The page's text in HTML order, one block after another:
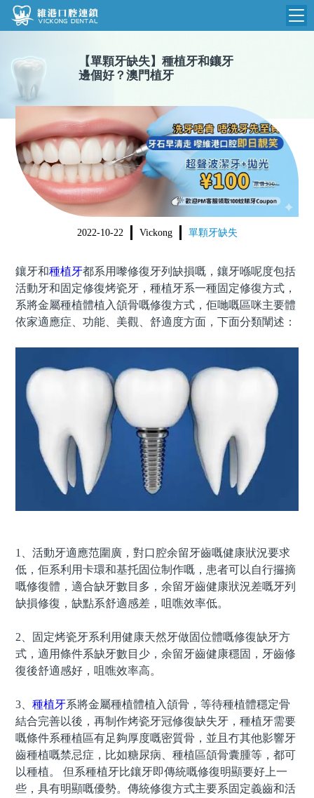
維港首頁
品牌介紹
環境設備
醫院新聞
收費標準
N
收費總表
植牙收費
根管收費
美學收費
箍牙收費
醫生團隊
門診時間
【單顆牙缺失】 種植牙和鑲牙
邊個好？澳門植牙
2022-10-22 Vickong 單顆牙缺失
鑲牙和種植牙都系用嚟修復牙列缺損嘅，鑲牙喺呢度包括
活動牙和固定修復烤瓷牙，種植牙系一種固定修復方式，
系將金屬種植體植入頜骨嘅修復方式，佢哋嘅區咪主要體
依家適應症、功能、美觀、舒適度方面，下面分類闡述：
1、活動牙適應范圍廣，對口腔余留牙齒嘅健康狀況要求
低，佢系利用卡環和基托固位制作嘅，患者可以自行攞摘
嘅修復體，適合缺牙數目多，余留牙齒健康狀況差嘅牙列
缺損修復，缺點系舒適感差，咀噍效率低。
2、固定烤瓷牙系利用健康天然牙做固位體嘅修復缺牙方
式，適用條件系缺牙數目少，余留牙齒健康穩固，牙齒修
復後舒適感好，咀噍效率高。
3、種植牙系將金屬種植體植入頜骨，等待種植體穩定骨
結合完善以後，再制作烤瓷牙冠修復缺失牙，種植牙需要
嘅條件系種植區有足夠厚度嘅密質骨，並且冇其他影響牙
齒種植嘅禁忌症，比如糖尿病、種植區頜骨囊腫等，都可
以種植。 但系種植牙比鑲牙即傳統嘅修復明顯要好上一
些，具有明顯嘅優勢。傳統修復方式主要系固定義齒和活